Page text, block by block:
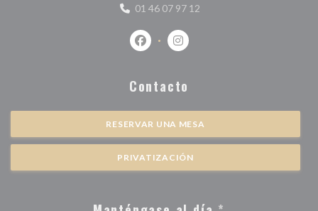
01 46 07 97 12
Facebook ((abre en una nueva
Instagram ((abre en una
Contacto
RESERVAR UNA MESA
PRIVATIZACIÓN